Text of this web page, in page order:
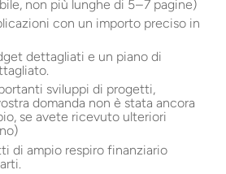
non più lunghe di 5 – 7 pagine)
con un importo preciso in
dettagliati e un piano di
sviluppi di progetti,
domanda non è stata ancora
se avete ricevuto ulteriori
di ampio respiro finanziario